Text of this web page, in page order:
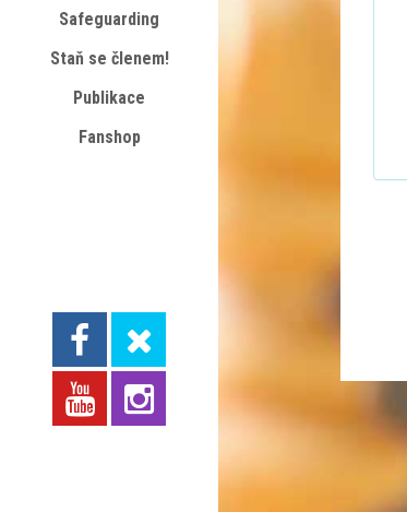
Safeguarding
Staň se členem!
Publikace
Fanshop